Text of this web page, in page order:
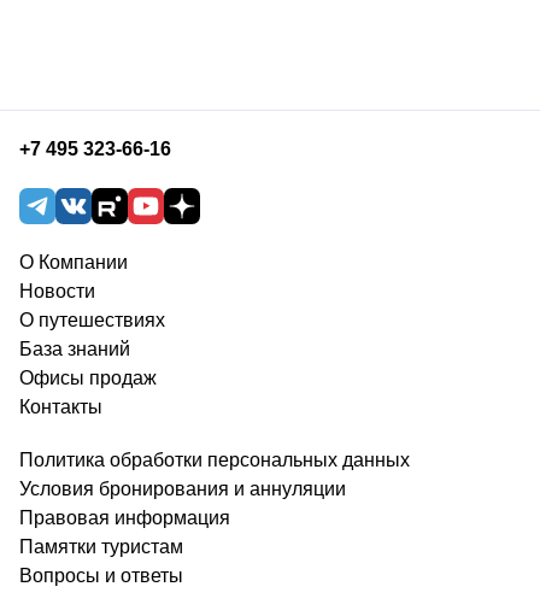
+7 495 323-66-16
О Компании
Новости
О путешествиях
База знаний
Офисы продаж
Контакты
Политика обработки персональных данных
Условия бронирования и аннуляции
Правовая информация
Памятки туристам
Вопросы и ответы